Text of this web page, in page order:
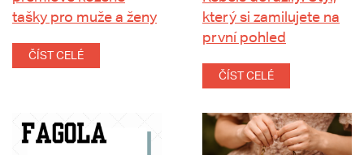
tašky pro muže a ženy
ČÍST CELÉ
který si zamilujete na
první pohled
ČÍST CELÉ